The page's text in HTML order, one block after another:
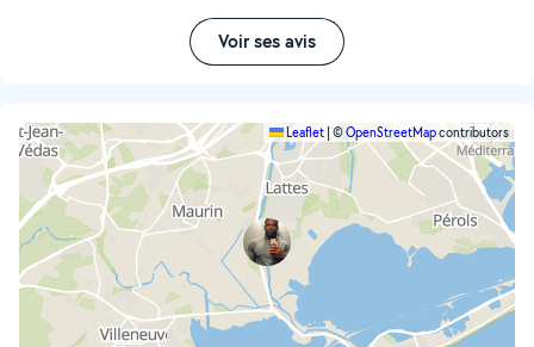
Voir ses avis
Leaflet ©OpenStreetMapcontributors